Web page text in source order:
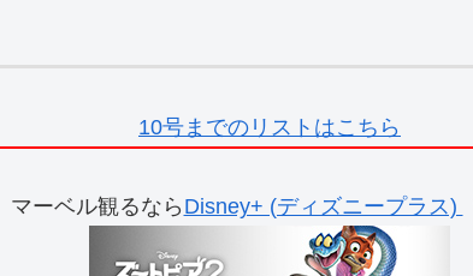
10号までのリストはこちら
マーベル観るなら Disney+ (ディズニープラス)